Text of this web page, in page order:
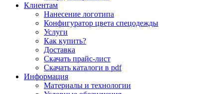
Клиентам
Нанесение логотипа
Конфигуратор цвета спецодежды
Услуги
Как купить?
Доставка
Скачать прайс-лист
Скачать каталоги в pdf
Информация
Материалы и технологии